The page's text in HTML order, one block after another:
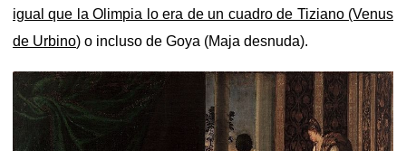
igual que la Olimpia lo era de un cuadro de Tiziano (Venus
de Urbino) o incluso de Goya (Maja desnuda).